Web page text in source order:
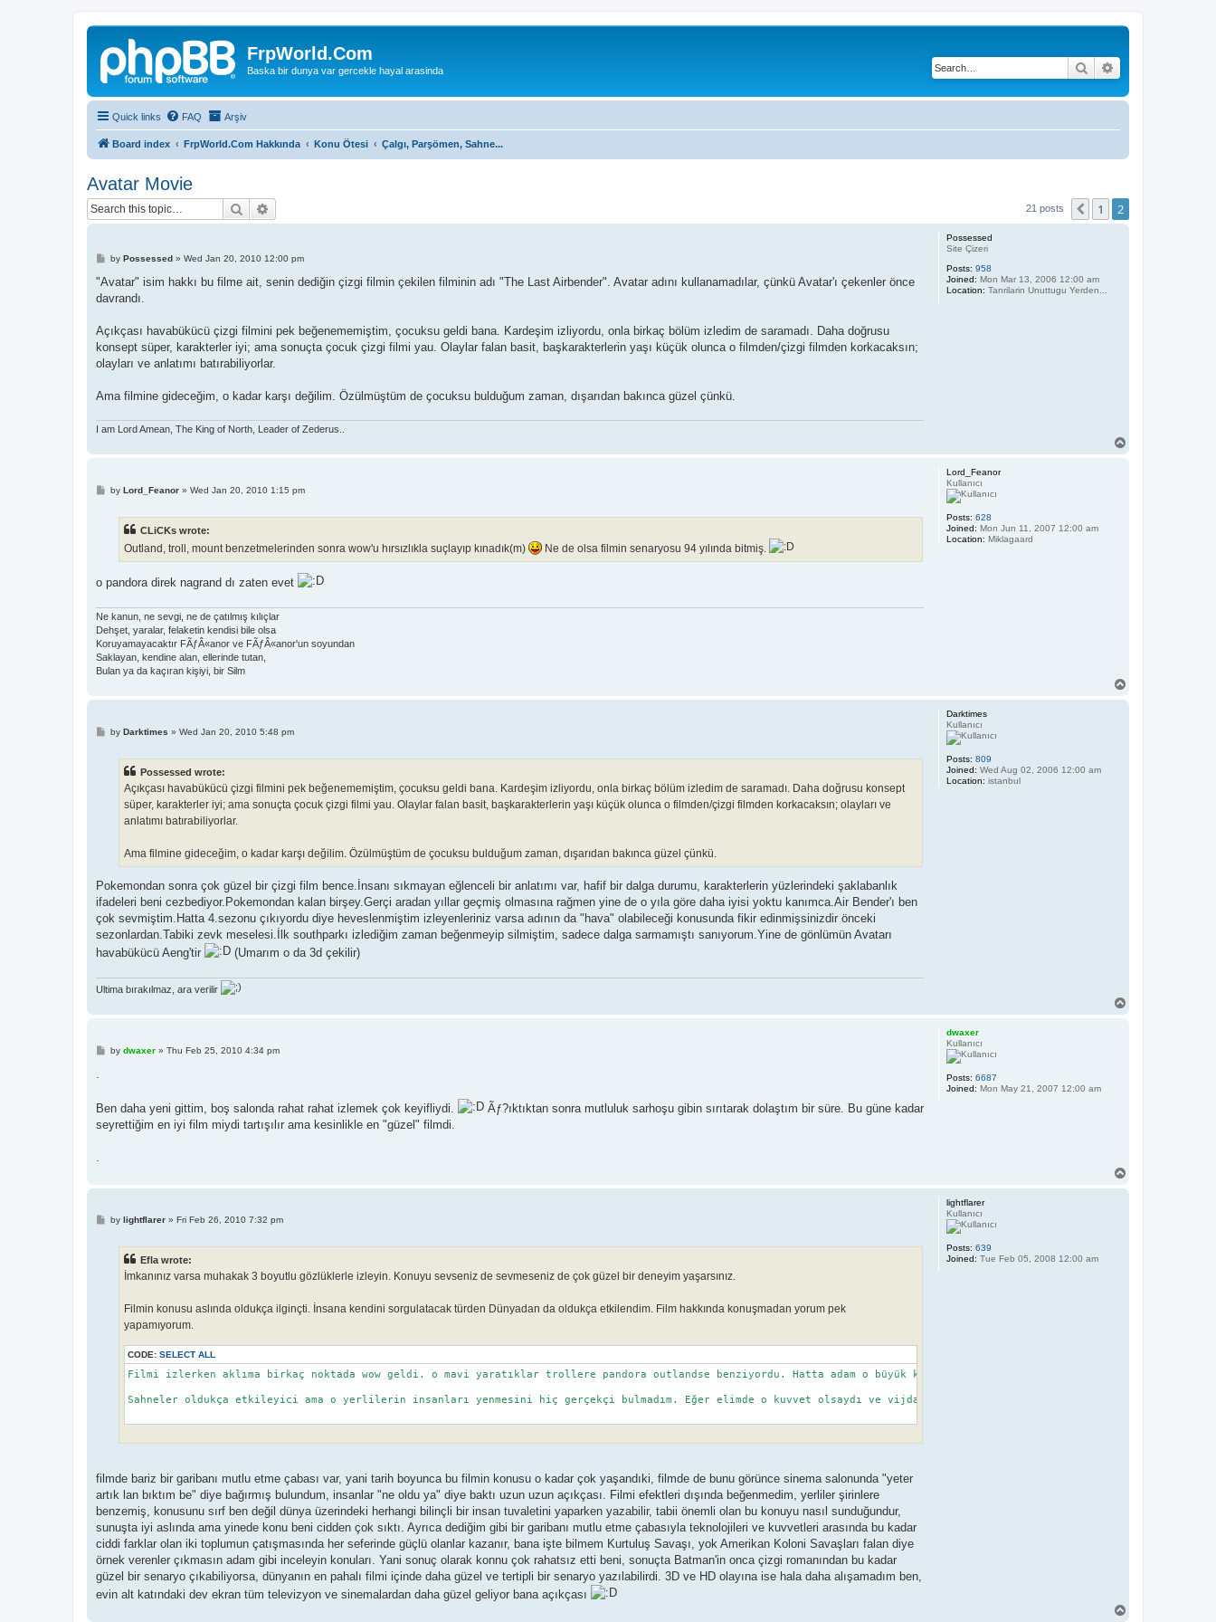
FrpWorld.Com
Baska bir dunya var gercekle hayal arasinda Search
Quick links FAQ Arşiv
Board index FrpWorld.Com Hakkında Konu Ötesi Çalgı, Parşömen, Sahne...
Avatar Movie
Search 21 posts Previous
1 2
Possessed
Site Çizeri
Posts: 958
Joined: Mon Mar 13, 2006 12:00 am
Location: Tanrilarin Unuttugu Yerden...
P
s
by Possessed» Wed Jan 20, 2010 12:00 pm
"Avatar" isim hakkı bu filme ait, senin dediğin çizgi filmin çekilen filminin adı "The Last Airbender". Avatar adını kullanamadılar, çünkü Avatar'ı çekenler önce
davrandı.
Açıkçası havabükücü çizgi filmini pek beğenememiştim, çocuksu geldi bana. Kardeşim izliyordu, onla birkaç bölüm izledim de saramadı. Daha doğrusu
konsept süper, karakterler iyi; ama sonuçta çocuk çizgi filmi yau. Olaylar falan basit, başkarakterlerin yaşı küçük olunca o filmden/çizgi filmden korkacaksın;
olayları ve anlatımı batırabiliyorlar.
Ama filmine gideceğim, o kadar karşı değilim. Özülmüştüm de çocuksu bulduğum zaman, dışarıdan bakınca güzel çünkü.
I am Lord Amean, The King of North, Leader of Zederus..
Lord_Feanor
Kullanıcı
Posts: 628
Joined: Mon Jun 11, 2007 12:00 am
Location: Miklagaard
Pby Lord_Feanor» Wed Jan 20, 2010 1:15 pm
CLiCKs wrote:
Outland, troll, mount benzetmelerinden sonra wow'u hırsızlıkla suçlayıp kınadık(m) Ne de olsa filmin senaryosu 94 yılında bitmiş.
o pandora direk nagrand dı zaten evet
Ne kanun, ne sevgi, ne de çatılmış kılıçlar
Dehşet, yaralar, felaketin kendisi bile olsa
Koruyamayacaktır FÃƒÂ«anor ve FÃƒÂ«anor'un soyundan
Saklayan, kendine alan, ellerinde tutan,
Bulan ya da kaçıran kişiyi, bir Silm
Darktimes
Kullanıcı
Posts: 809
Joined: Wed Aug 02, 2006 12:00 am
Location: istanbul
Pby Darktimes » Wed Jan 20, 2010 5:48 pm
Possessed wrote:
Açıkçası havabükücü çizgi filmini pek beğenememiştim, çocuksu geldi bana. Kardeşim izliyordu, onla birkaç bölüm izledim de saramadı. Daha doğrusu konsept
süper, karakterler iyi; ama sonuçta çocuk çizgi filmi yau. Olaylar falan basit, başkarakterlerin yaşı küçük olunca o filmden/çizgi filmden korkacaksın; olayları ve
anlatımı batırabiliyorlar.
Ama filmine gideceğim, o kadar karşı değilim. Özülmüştüm de çocuksu bulduğum zaman, dışarıdan bakınca güzel çünkü.
Pokemondan sonra çok güzel bir çizgi film bence.İnsanı sıkmayan eğlenceli bir anlatımı var, hafif bir dalga durumu, karakterlerin yüzlerindeki şaklabanlık
ifadeleri beni cezbediyor.Pokemondan kalan birşey.Gerçi aradan yıllar geçmiş olmasına rağmen yine de o yıla göre daha iyisi yoktu kanımca.Air Bender'ı ben
çok sevmiştim.Hatta 4.sezonu çıkıyordu diye heveslenmiştim izleyenleriniz varsa adının da "hava" olabileceği konusunda fikir edinmişsinizdir önceki
sezonlardan.Tabiki zevk meselesi.İlk southparkı izlediğim zaman beğenmeyip silmiştim, sadece dalga sarmamıştı sanıyorum.Yine de gönlümün Avatarı
havabükücü Aeng'tir
(Umarım o da 3d çekilir)
Ultima bırakılmaz, ara verilir
dwaxer
Kullanıcı
Posts: 6687
Joined: Mon May 21, 2007 12:00 am
Pby dwaxer» Thu Feb 25, 2010 4:34 pm
Ben daha yeni gittim, boş salonda rahat rahat izlemek çok keyifliydi.
Ãƒ?ıktıktan sonra mutluluk sarhoşu gibin sırıtarak dolaştım bir süre. Bu güne kadar
seyrettiğim en iyi film miydi tartışılır ama kesinlikle en "güzel" filmdi.
lightflarer
Kullanıcı
Posts: 639
Joined: Tue Feb 05, 2008 12:00 am
Pby lightflarer» Fri Feb 26, 2010 7:32 pm
Efla wrote:
İmkanınız varsa muhakak 3 boyutlu gözlüklerle izleyin. Konuyu sevseniz de sevmeseniz de çok güzel bir deneyim yaşarsınız.
Filmin konusu aslında oldukça ilginçti. İnsana kendini sorgulatacak türden Dünyadan da oldukça etkilendim. Film hakkında konuşmadan yorum pek
yapamıyorum.
CODE: SELECT ALL
Filmi izlerken aklıma birkaç noktada wow geldi. o mavi yaratıklar trollere pandora outlandse benziyordu. Hatta adam o büyük kırmızı kuşa binince aha yeni mount almış
Sahneler oldukça etkileyici ama o yerlilerin insanları yenmesini hiç gerçekçi bulmadım. Eğer elimde o kuvvet olsaydı ve vijdansız olsaydım hepsinin canını okurdum :D
filmde bariz bir garibanı mutlu etme çabası var, yani tarih boyunca bu filmin konusu o kadar çok yaşandıki, filmde de bunu görünce sinema salonunda "yeter
artık lan bıktım be" diye bağırmış bulundum, insanlar "ne oldu ya" diye baktı uzun uzun açıkçası. Filmi efektleri dışında beğenmedim, yerliler şirinlere
benzemiş, konusunu sırf ben değil dünya üzerindeki herhangi bilinçli bir insan tuvaletini yaparken yazabilir, tabii önemli olan bu konuyu nasıl sunduğundur,
sunuşta iyi aslında ama yinede konu beni cidden çok sıktı. Ayrıca dediğim gibi bir garibanı mutlu etme çabasıyla teknolojileri ve kuvvetleri arasında bu kadar
ciddi farklar olan iki toplumun çatışmasında her seferinde güçlü olanlar kazanır, bana işte bilmem Kurtuluş Savaşı, yok Amerikan Koloni Savaşları falan diye
örnek verenler çıkmasın adam gibi inceleyin konuları. Yani sonuç olarak konnu çok rahatsız etti beni, sonuçta Batman'in onca çizgi romanından bu kadar
güzel bir senaryo çıkabiliyorsa, dünyanın en pahalı filmi içinde daha güzel ve tertipli bir senaryo yazılabilirdi. 3D ve HD olayına ise hala daha alışamadım ben,
evin alt katındaki dev ekran tüm televizyon ve sinemalardan daha güzel geliyor bana açıkçası